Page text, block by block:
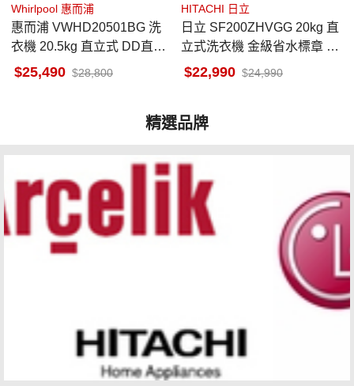
Whirlpool 惠而浦
惠而浦 VWHD20501BG 洗
衣機 20.5kg 直立式 DD直驅
變頻 洗劑自動投入
25,490 28,800
HITACHI 日立
日立 SF200ZHVGG 20kg 直
立式洗衣機 金級省水標章 靜
墨灰
22,990 24,990
精選品牌